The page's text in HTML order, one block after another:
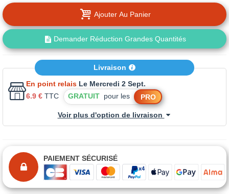
Ajouter Au Panier
Demander Réduction Grandes Quantités
Livraison
En point relais Le Mercredi 2 Sept.
6.9 € TTC GRATUIT pour les PRO
Voir plus d'option de livraison
PAIEMENT SÉCURISÉ